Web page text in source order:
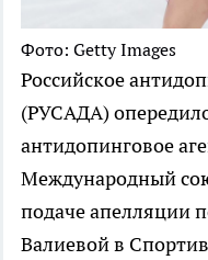
Фото: Getty Images
Российское
(РУСАДА)
антидопинговое
Международный
подаче апелляции
Валиевой в